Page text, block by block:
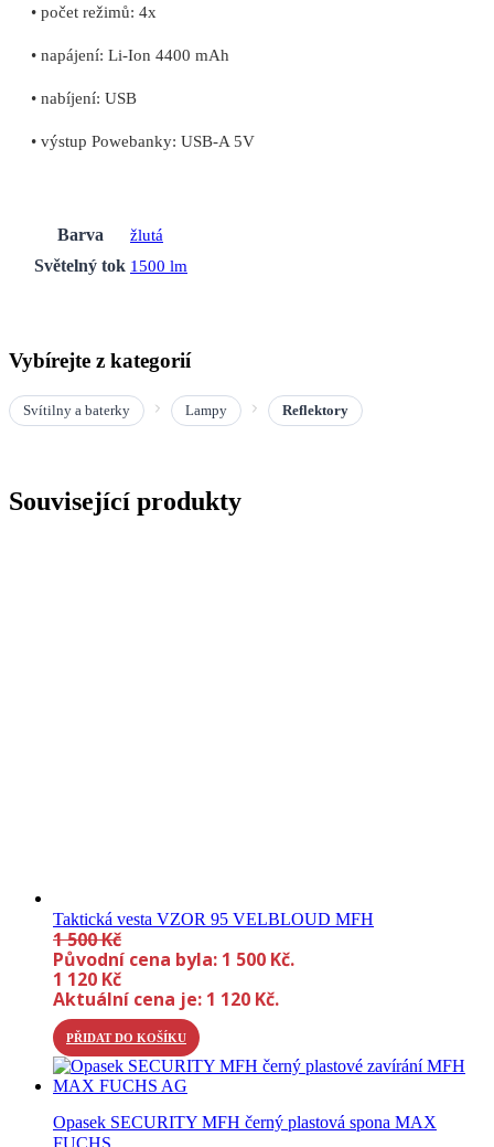
• počet režimů: 4x
• napájení: Li-Ion 4400 mAh
• nabíjení: USB
• výstup Powebanky: USB-A 5V
Barva
žlutá
Světelný tok 1500 lm
Vybírejte z kategorií
Svítilny a baterky Lampy Reflektory
Související produkty
Taktická vesta VZOR 95 VELBLOUD MFH
1 500Kč
Původní cena byla: 1 500 Kč.
1 120 Kč
Aktuální cena je: 1 120 Kč.
PŘIDAT DO KOŠÍKU
Opasek SECURITY MFH černý plastová spona MAX
FUCHS